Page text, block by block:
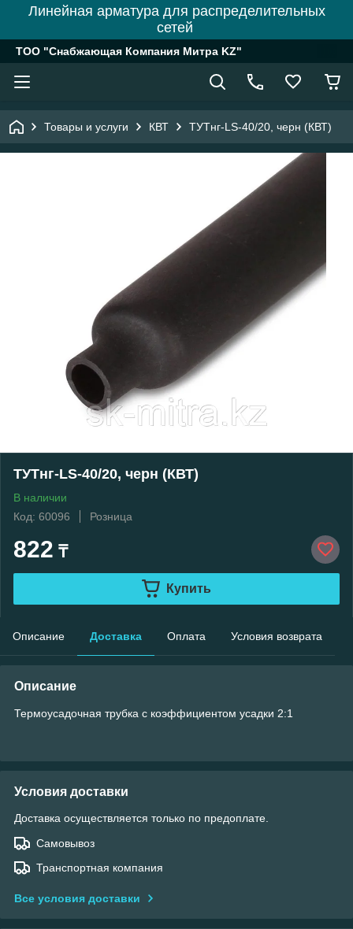
Линейная арматура для распределительных
сетей
ТОО "Снабжающая Компания Митра KZ"
Товары и услуги КВТ ТУТнг-LS-40/20, черн (КВТ)
ТУТнг-LS-40/20, черн (КВТ)
В наличии
Код: 60096
Розница
822 ₸
Купить
Описание Доставка Оплата Условия возврата
Описание
Термоусадочная трубка с коэффициентом усадки 2:1
Условия доставки
Доставка осуществляется только по предоплате.
Самовывоз
Транспортная компания
Все условия доставки